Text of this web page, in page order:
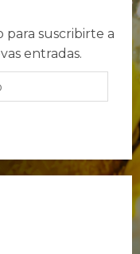
suscribirte a
entradas.